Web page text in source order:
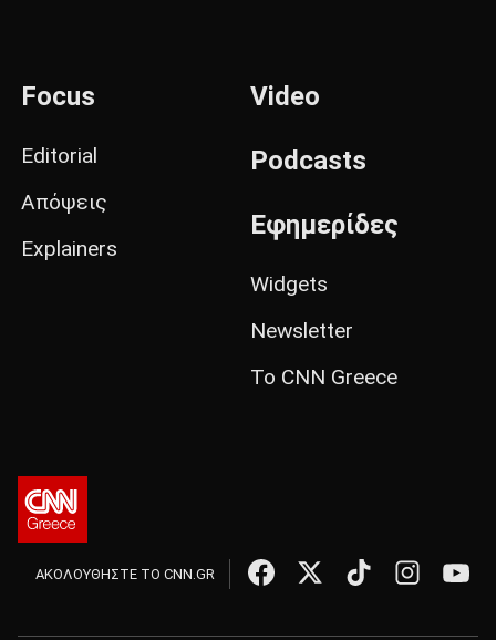
Focus
Editorial
Απόψεις
Explainers
Video
Podcasts
Εφημερίδες
Widgets
Newsletter
Το CNN Greece
ΑΚΟΛΟΥΘΗΣΤΕ ΤΟ CNN.GR